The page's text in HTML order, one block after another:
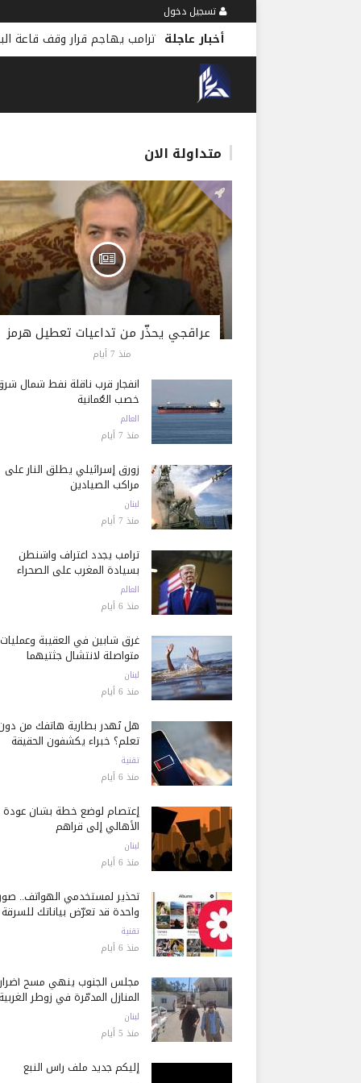
تسجيل دخول
أخبار عاجلة ترامب يهاجم قرار وقف قاعة
متداولة الان
عراقجي يحذّر من تداعيات تعطيل هرمز
منذ 7 أيام
انفجار قرب ناقلة نفط شمال
خصب العُمانية
العالم
منذ 7 أيام
زورق إسرائيلي يطلق النار على
مراكب الصيادين
لبنان
منذ 7 أيام
ترامب يجدد اعتراف واشنطن
بسيادة المغرب على الصحراء
العالم
منذ 6 أيام
غرق شابين في العقيبة وعمليات
متواصلة لانتشال جثتيهما
لبنان
منذ 6 أيام
هل تُهدر بطارية هاتفك من
تعلم؟ خبراء يكشفون الحقيقة
تقنية
منذ 6 أيام
إعتصام لوضع خطة بشأن عودة
الأهالي إلى قراهم
لبنان
منذ 6 أيام
تحذير لمستخدمي الهواتف..
واحدة قد تعرّض بياناتك للسرقة
تقنية
منذ 6 أيام
مجلس الجنوب ينهي مسح أضرار
المنازل المدمّرة في زوطر الغربية
لبنان
منذ 5 أيام
إليكم جديد ملف رأس النبع